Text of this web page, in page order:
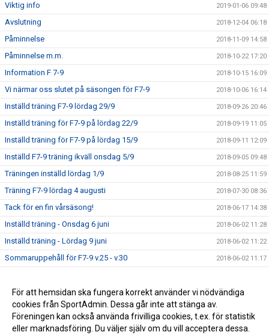
Viktig info 2019-01-06 09:48
Avslutning 2018-12-04 06:18
Påminnelse 2018-11-09 14:58
Påminnelse m.m. 2018-10-22 17:20
Information F 7-9 2018-10-15 16:09
Vi närmar oss slutet på säsongen för F7-9 2018-10-06 16:14
Inställd träning F7-9 lördag 29/9 2018-09-26 20:46
Inställd träning för F7-9 på lördag 22/9 2018-09-19 11:05
Inställd träning för F7-9 på lördag 15/9 2018-09-11 12:09
Inställd F7-9 träning ikväll onsdag 5/9 2018-09-05 09:48
Träningen inställd lördag 1/9 2018-08-25 11:59
Träning F7-9 lördag 4 augusti 2018-07-30 08:36
Tack för en fin vårsäsong! 2018-06-17 14:38
Inställd träning - Onsdag 6 juni 2018-06-02 11:28
Inställd träning - Lördag 9 juni 2018-06-02 11:22
Sommaruppehåll för F7-9 v.25 - v.30 2018-06-02 11:17
Seriepremiären för F9 avklarad 2018-04-16 08:01
Kalendern uppdaterad med träningstider 2018-04-05 21:23
För att hemsidan ska fungera korrekt använder vi nödvändiga
cookies från SportAdmin. Dessa går inte att stänga av.
Föreningen kan också använda frivilliga cookies, t.ex. för statistik
eller marknadsföring. Du väljer själv om du vill acceptera dessa.